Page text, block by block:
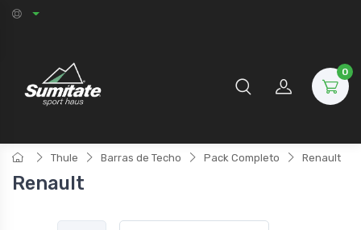
0
Thule Barras de Techo Pack Completo Renault
Renault